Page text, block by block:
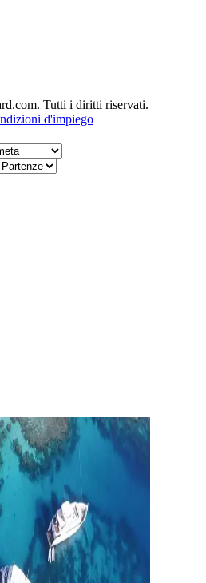
Tutti i diritti riservati.
d'impiego